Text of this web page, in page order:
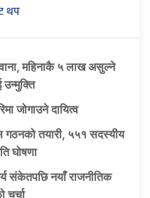
थप
महिनाकै ५ लाख असुल्ने
जोगाउने दायित्व
गठनको तयारी, ५५१ सदस्यीय
घोषणा
संकेतपछि नयाँ राजनीतिक
चर्चा